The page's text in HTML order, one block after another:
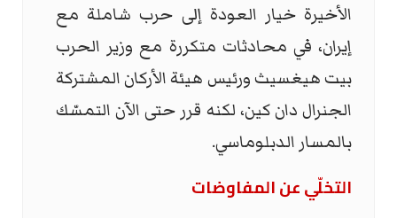
الأخيرة خيار العودة إلى حرب شاملة مع
إيران، في محادثات متكررة مع وزير الحرب
بيت هيغسيث ورئيس هيئة الأركان المشتركة
الجنرال دان كين، لكنه قرر حتى الآن التمسّك
بالمسار الدبلوماسي.
التخلّي عن المفاوضات